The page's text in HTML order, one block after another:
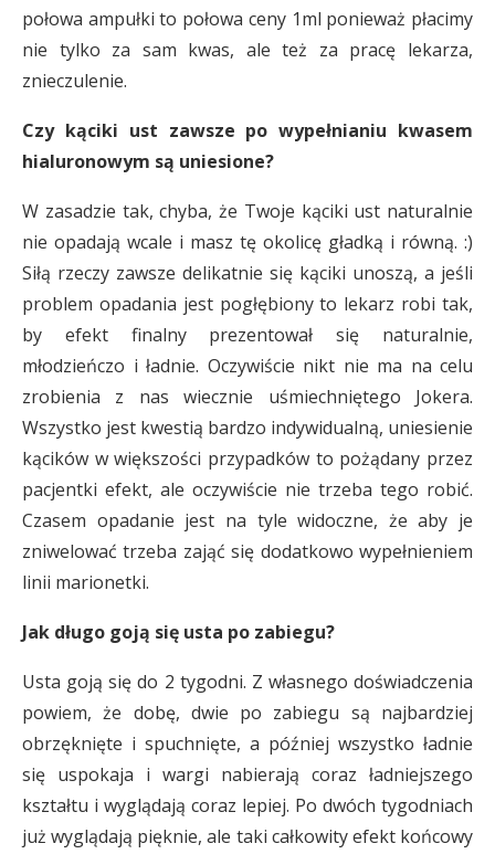
połowa ampułki to połowa ceny 1ml ponieważ płacimy
nie tylko za sam kwas, ale też za pracę lekarza,
znieczulenie.
Czy kąciki ust zawsze po wypełnianiu kwasem
hialuronowym są uniesione?
W zasadzie tak, chyba, że Twoje kąciki ust naturalnie
nie opadają wcale i masz tę okolicę gładką i równą. :)
Siłą rzeczy zawsze delikatnie się kąciki unoszą, a jeśli
problem opadania jest pogłębiony to lekarz robi tak,
by efekt finalny prezentował się naturalnie,
młodzieńczo i ładnie. Oczywiście nikt nie ma na celu
zrobienia z nas wiecznie uśmiechniętego Jokera.
Wszystko jest kwestią bardzo indywidualną, uniesienie
kącików w większości przypadków to pożądany przez
pacjentki efekt, ale oczywiście nie trzeba tego robić.
Czasem opadanie jest na tyle widoczne, że aby je
zniwelować trzeba zająć się dodatkowo wypełnieniem
linii marionetki.
Jak długo goją się usta po zabiegu?
Usta goją się do 2 tygodni. Z własnego doświadczenia
powiem, że dobę, dwie po zabiegu są najbardziej
obrzęknięte i spuchnięte, a później wszystko ładnie
się uspokaja i wargi nabierają coraz ładniejszego
kształtu i wyglądają coraz lepiej. Po dwóch tygodniach
już wyglądają pięknie, ale taki całkowity efekt końcowy